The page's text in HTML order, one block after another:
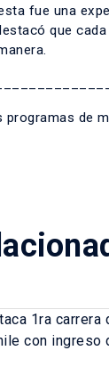
fue una
que
de